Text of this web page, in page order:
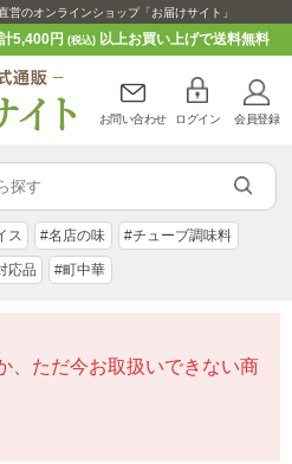
営のオンラインショップ「お届けサイト」
5,400円 (税込)以上お買い上げで送料無料
お問い合わせ ログイン 会員登録
ス #名店の味 #チューブ調味料
応品 #町中華
、ただ今お取扱いできない商